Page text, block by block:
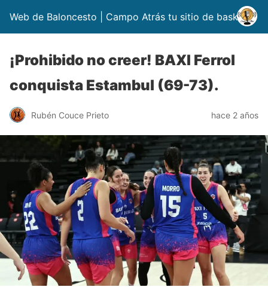
Web de Baloncesto | Campo Atrás tu sitio de basket
¡Prohibido no creer! BAXI Ferrol
conquista Estambul (69-73).
Rubén Couce Prieto hace 2 años